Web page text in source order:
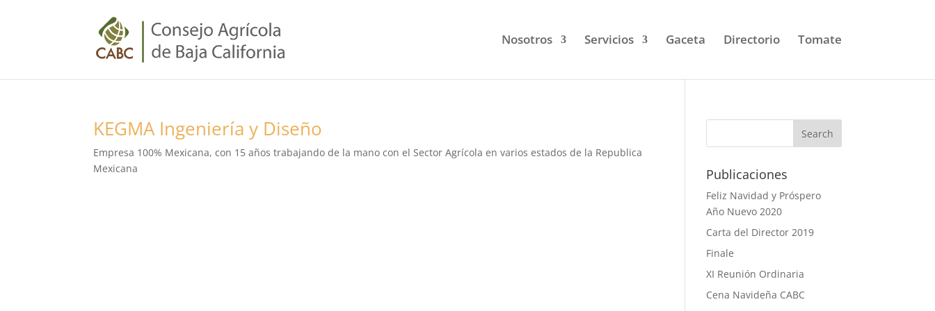
Nosotros Servicios Gaceta Directorio Tomate
KEGMA Ingeniería y Diseño
Empresa 100% Mexicana, con 15 años trabajando de la mano con el Sector Agrícola en varios estados de la Republica
Mexicana
Publicaciones
Feliz Navidad y Próspero
Año Nuevo 2020
Carta del Director 2019
Finale
XI Reunión Ordinaria
Cena Navideña CABC